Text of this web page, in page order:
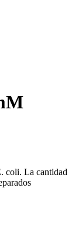
coli. La cantidad